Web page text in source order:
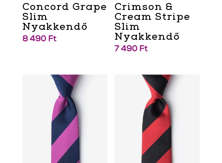
Concord Grape
Slim
Nyakkendő
8 490 Ft
Crimson &
Cream Stripe
Slim
Nyakkendő
7 490 Ft